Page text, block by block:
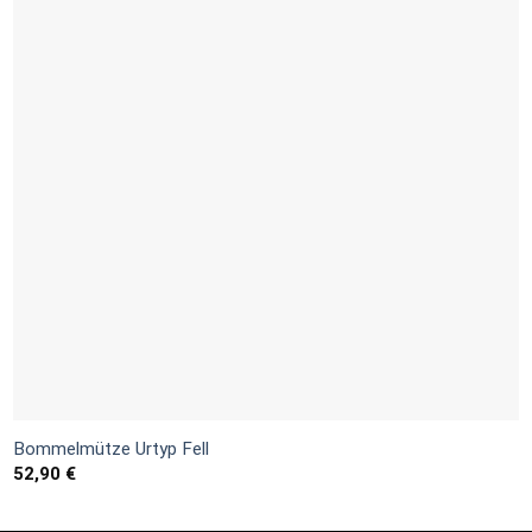
Bommelmütze Urtyp Fell
52,90 €